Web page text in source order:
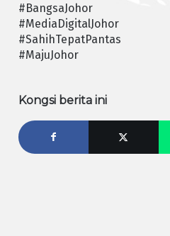
#BangsaJohor
#MediaDigitalJohor
#SahihTepatPantas
#MajuJohor
Kongsi berita ini